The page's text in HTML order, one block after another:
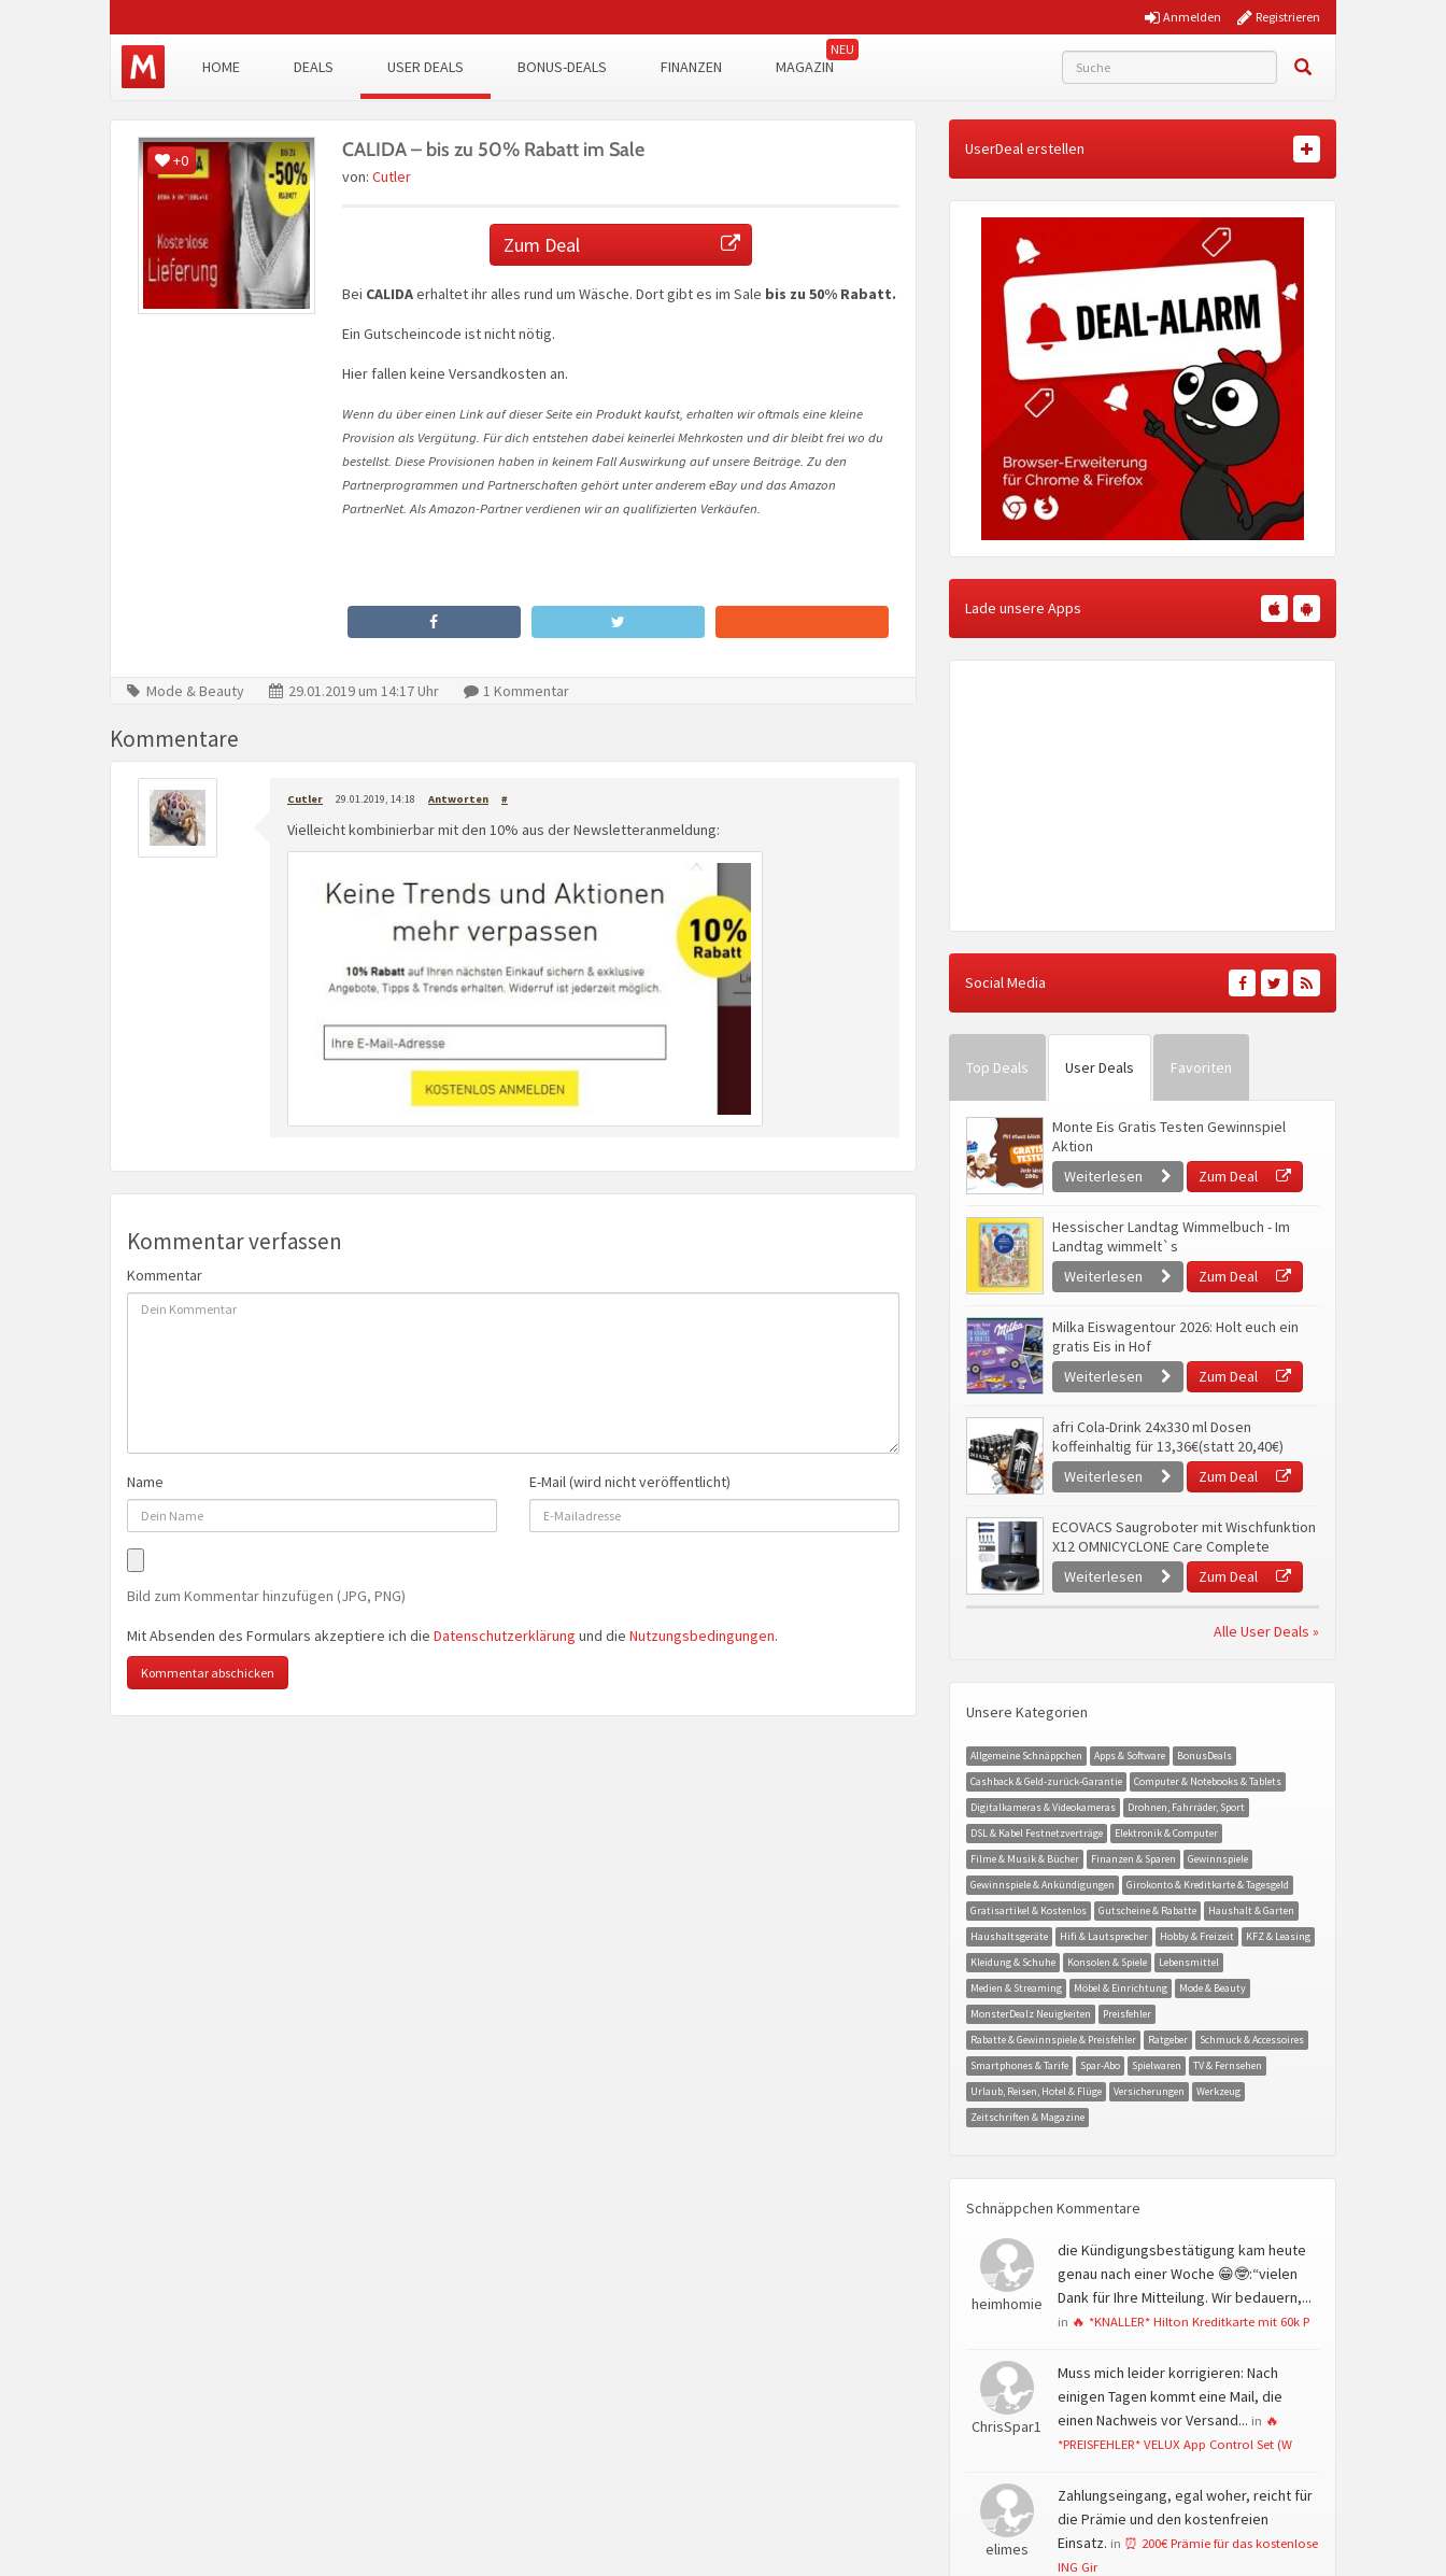
Registrieren
Anmelden
HOME DEALS USER DEALS BONUS-DEALS FINANZEN MAGAZIN
+0 CALIDA – bis zu 50% Rabatt im Sale
von: Cutler
Zum Deal
Bei CALIDAerhaltet ihr alles rund um Wäsche. Dort gibt es im Sale bis zu 50% Rabatt.
Ein Gutscheincode ist nicht nötig.
Hier fallen keine Versandkosten an.
Wenn du über einen Link auf dieser Seite ein Produkt kaufst, erhalten wir oftmals eine kleine
Provision als Vergütung. Für dich entstehen dabei keinerlei Mehrkosten und dir bleibt frei wo du
bestellst. Diese Provisionen haben in keinem Fall Auswirkung auf unsere Beiträge. Zu den
Partnerprogrammen und Partnerschaften gehört unter anderem eBay und das Amazon
PartnerNet. Als Amazon-Partner verdienen wir an qualifizierten Verkäufen.
Mode & Beauty 29.01.2019 um 14:17 Uhr 1 Kommentar
Kommentare
Cutler 29.01.2019, 14:18 Antworten #
Vielleicht kombinierbar mit den 10% aus der Newsletteranmeldung:
Kommentar verfassen
Kommentar
Name E-Mail (wird nicht veröffentlicht)
Bild zum Kommentar hinzufügen (JPG, PNG)
Mit Absenden des Formulars akzeptiere ich die Datenschutzerklärung und die Nutzungsbedingungen.
UserDeal erstellen
Lade unsere Apps
Social Media
Top Deals User Deals Favoriten
Monte Eis Gratis Testen Gewinnspiel
Aktion
Weiterlesen
Zum Deal
Hessischer Landtag Wimmelbuch - Im
Landtag wimmelt`s
Weiterlesen
Zum Deal
Milka Eiswagentour 2026: Holt euch ein
gratis Eis in Hof
Weiterlesen
Zum Deal
afri Cola-Drink 24x330 ml Dosen
koffeinhaltig für 13,36€(statt 20,40€)
Weiterlesen
Zum Deal
ECOVACS Saugroboter mit Wischfunktion
X12 OMNICYCLONE Care Complete
Weiterlesen
Zum Deal
Alle User Deals »
Unsere Kategorien
Allgemeine Schnäppchen Apps & Software
BonusDeals
Cashback & Geld-zurück-Garantie
Computer & Notebooks & Tablets
Digitalkameras & Videokameras
Drohnen, Fahrräder, Sport
DSL & Kabel Festnetzverträge
Elektronik & Computer
Filme & Musik & Bücher
Finanzen & Sparen
Gewinnspiele
Gewinnspiele & Ankündigungen
Girokonto & Kreditkarte & Tagesgeld
Gratisartikel & Kostenlos
Gutscheine & Rabatte
Haushalt & Garten
Haushaltsgeräte
Hifi & Lautsprecher Hobby & Freizeit
KFZ & Leasing
Kleidung & Schuhe
Konsolen & Spiele
Lebensmittel
Medien & Streaming
Möbel & Einrichtung
Mode & Beauty
MonsterDealz Neuigkeiten
Preisfehler
Rabatte & Gewinnspiele & Preisfehler
Ratgeber
Schmuck & Accessoires
Smartphones & Tarife
Spar-Abo Spielwaren
TV & Fernsehen
Urlaub, Reisen, Hotel & Flüge
Versicherungen
Werkzeug
Zeitschriften & Magazine
Schnäppchen Kommentare
heimhomie
die Kündigungsbestätigung kam heute
genau nach einer Woche 😁🤓:“vielen
Dank für Ihre Mitteilung. Wir bedauern,...
in 🔥 *KNALLER* Hilton Kreditkarte mit 60k P
ChrisSpar1
Muss mich leider korrigieren: Nach
einigen Tagen kommt eine Mail, die
einen Nachweis vor Versand... in 🔥
*PREISFEHLER* VELUX App Control Set (W
elimes
Zahlungseingang, egal woher, reicht für
die Prämie und den kostenfreien
Einsatz. in ⏰ 200€ Prämie für das kostenlose
ING Gir